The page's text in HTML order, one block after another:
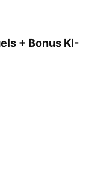
+ Bonus KI-